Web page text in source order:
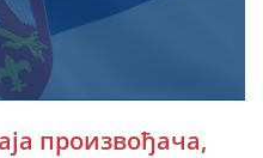
произвођача,